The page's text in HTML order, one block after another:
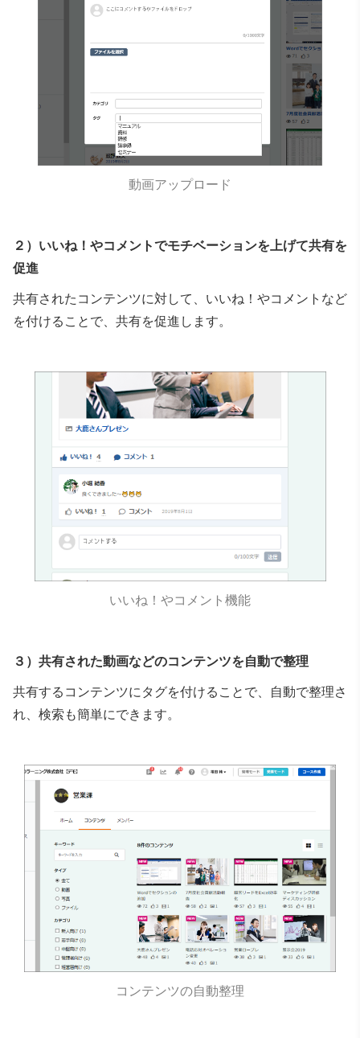
動画アップロード
２）いいね！やコメントでモチベーションを上げて共有を
促進
共有されたコンテンツに対して、いいね！やコメントなど
を付けることで、共有を促進します。
いいね！やコメント機能
３） 共有された動画などのコンテンツを自動で整理
共有するコンテンツにタグを付けることで、自動で整理さ
れ、 検索も簡単にできます。
コンテンツの自動整理